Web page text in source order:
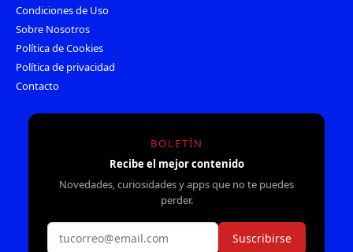
Condiciones de Uso
Sobre Nosotros
Política de Cookies
Política de privacidad
Contacto
BOLETÍN
Recibe el mejor contenido
Novedades, curiosidades y apps que no te puedes
perder.
Suscribirse